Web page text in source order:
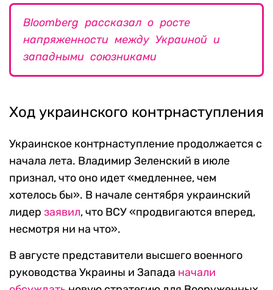
Bloomberg рассказал о росте
напряженности между Украиной и
западными союзниками
Ход украинского контрнаступления
Украинское контрнаступление продолжается с
начала лета. Владимир Зеленский в июле
признал, что оно идет «медленнее, чем
хотелось бы». В начале сентября украинский
лидер заявил, что ВСУ «продвигаются вперед,
несмотря ни на что».
В августе представители высшего военного
руководства Украины и Запада начали